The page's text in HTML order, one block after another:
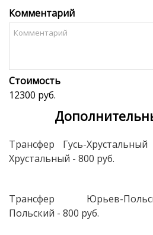
Комментарий
Стоимость
12300 руб.
Трансфер Гусь-
Хрустальный - 800 руб.
Трансфер Юрьев-
Польский - 800 руб.